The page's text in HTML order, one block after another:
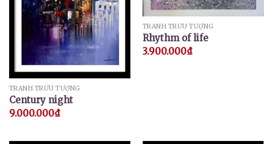
TRANH TRỪU TƯỢNG
Century night
9.000.000₫
TRANH TRỪU TƯỢNG
Rhythm of life
3.900.000₫